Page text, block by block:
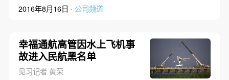
2016年8月16日 · 公司频道
幸福通航高管因水上飞机事
故进入民航黑名单
见习记者 黄荣